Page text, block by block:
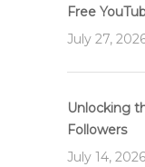
Free
July 27,
Unlocking
Followers
July 14, 2026